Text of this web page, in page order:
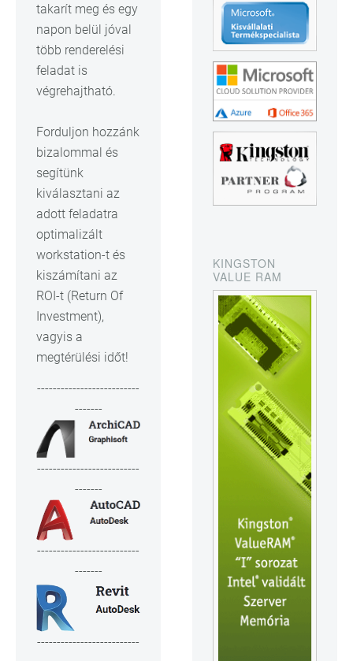
takarít meg és egy
napon belül jóval
több renderelési
feladat is
végrehajtható.
Forduljon hozzánk
bizalommal és
segítünk
kiválasztani az
adott feladatra
optimalizált
workstation-t és
kiszámítani az
ROI-t (Return Of
Investment),
vagyis a
megtérülési időt!
--------------------------
-------
--------------------------
-------
--------------------------
-------
--------------------------
KINGSTON
VALUE RAM